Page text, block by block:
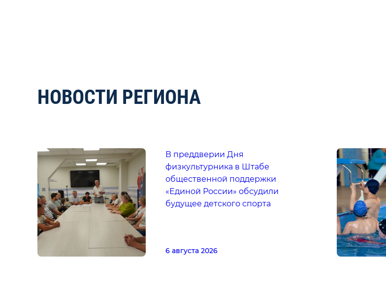
НОВОСТИ РЕГИОНА
В преддверии Дня
физкультурника в Штабе
общественной поддержки
«Единой России» обсудили
будущее детского спорта
6 августа 2026